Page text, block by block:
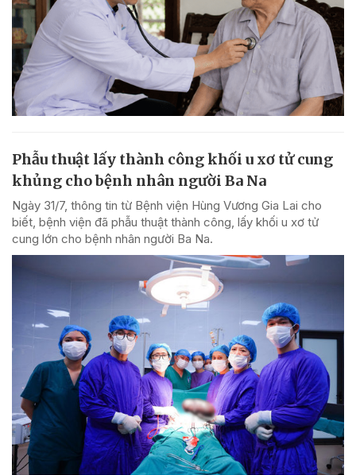
Phẫu thuật lấy thành công khối u xơ tử cung
khủng cho bệnh nhân người Ba Na
Ngày 31/7, thông tin từ Bệnh viện Hùng Vương Gia Lai cho
biết, bệnh viện đã phẫu thuật thành công, lấy khối u xơ tử
cung lớn cho bệnh nhân người Ba Na.